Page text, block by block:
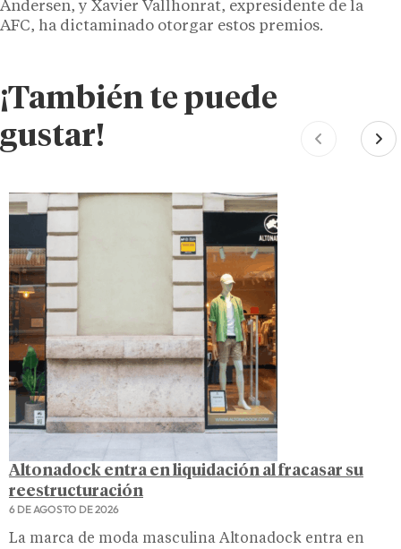
Andersen, y Xavier Vallhonrat, expresidente de la
AFC, ha dictaminado otorgar estos premios.
¡También te puede
gustar!
Altonadock entra en liquidación al fracasar su
reestructuración
6 DE AGOSTO DE 2026
La marca de moda masculina Altonadock entra en